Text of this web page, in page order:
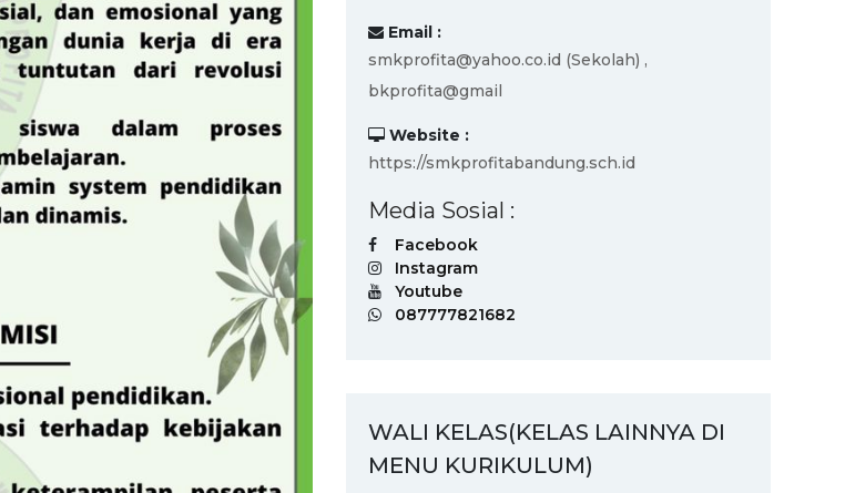
Email :
smkprofita@yahoo.co.id (Sekolah) ,
bkprofita@gmail
Website :
https://smkprofitabandung.sch.id
Media Sosial :
Facebook
Instagram
Youtube
087777821682
WALI KELAS(KELAS LAINNYA DI
MENU KURIKULUM)